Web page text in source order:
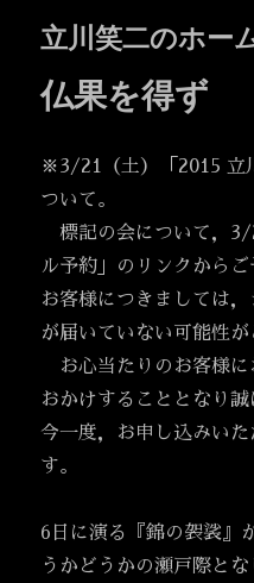
立川笑二のホー
仏果を得ず
※3/21（土）「2015 立
ついて。
標記の会について，3/
ル予約」のリンクから
お客様につきましては
が届いていない可能性が
お心当たりのお客様に
おかけすることとなり誠
今一度，お申し込みい
す。
6日に演る『錦の袈裟』
うかどうかの瀬戸際と